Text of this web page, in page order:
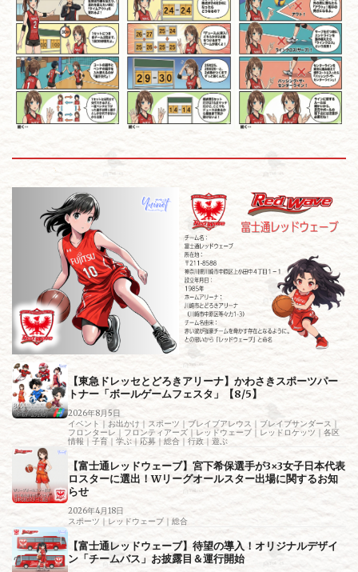
【東急ドレッセとどろきアリーナ】かわさきスポーツパー
トナー「ボールゲームフェスタ」【8/5】
2026年8月5日
イベント｜お出かけ｜スポーツ｜ブレイブアレウス｜ブレイブサンダース｜
フロンターレ｜フロンティアーズ｜レッドウェーブ｜レッドロケッツ｜各区
情報｜子育｜学ぶ｜応募｜総合｜行政｜遊ぶ
【富士通レッドウェーブ】宮下希保選手が3×3女子日本代表
ロスターに選出！Wリーグオールスター出場に関するお知
らせ
2026年4月18日
スポーツ｜レッドウェーブ｜総合
【富士通レッドウェーブ】待望の導入！オリジナルデザイ
ン「チームバス」お披露目＆運行開始